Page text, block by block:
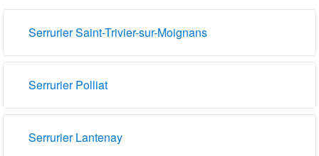
Serrurier Saint-Trivier-sur-Moignans
Serrurier Polliat
Serrurier Lantenay